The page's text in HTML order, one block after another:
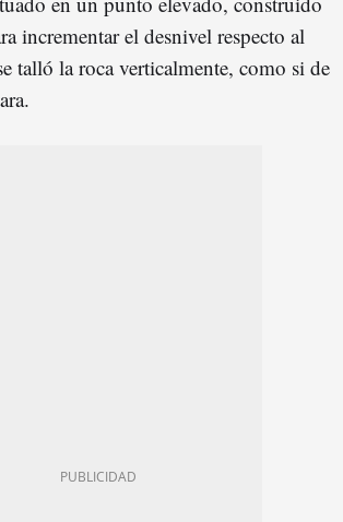
incrementar el desnivel respecto al
talló la roca verticalmente, como si de